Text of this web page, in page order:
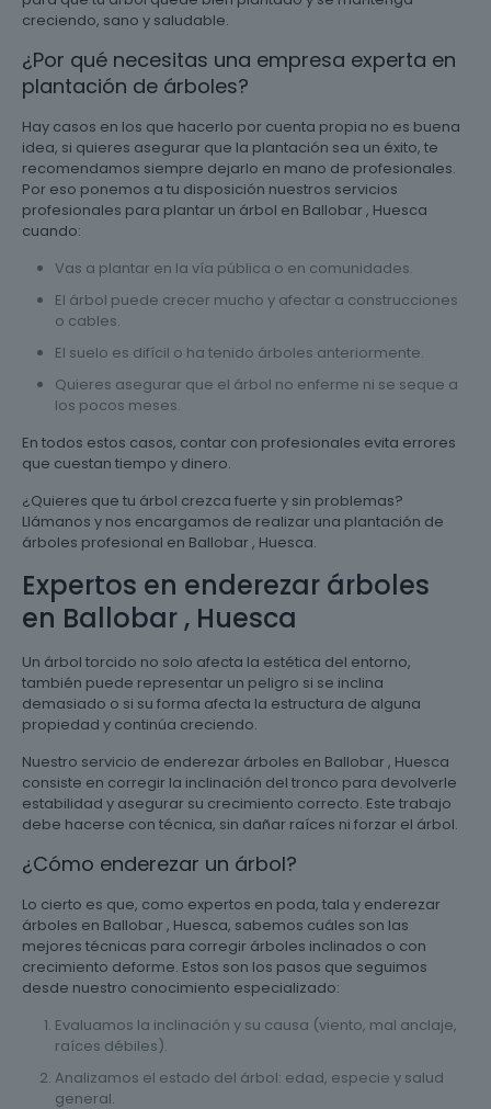
creciendo, sano y saludable.
¿Por qué necesitas una empresa experta en
plantación de árboles?
Hay casos en los que hacerlo por cuenta propia no es buena
idea, si quieres asegurar que la plantación sea un éxito, te
recomendamos siempre dejarlo en mano de profesionales.
Por eso ponemos a tu disposición nuestros servicios
profesionales para plantar un árbol en Ballobar , Huesca
cuando:
Vas a plantar en la vía pública o en comunidades.
El árbol puede crecer mucho y afectar a construcciones
o cables.
El suelo es difícil o ha tenido árboles anteriormente.
Quieres asegurar que el árbol no enferme ni se seque a
los pocos meses.
En todos estos casos, contar con profesionales evita errores
que cuestan tiempo y dinero.
¿Quieres que tu árbol crezca fuerte y sin problemas?
Llámanos y nos encargamos de realizar una plantación de
árboles profesional en Ballobar , Huesca.
Expertos en enderezar árboles
en Ballobar , Huesca
Un árbol torcido no solo afecta la estética del entorno,
también puede representar un peligro si se inclina
demasiado o si su forma afecta la estructura de alguna
propiedad y continúa creciendo.
Nuestro servicio de enderezar árboles en Ballobar , Huesca
consiste en corregir la inclinación del tronco para devolverle
estabilidad y asegurar su crecimiento correcto. Este trabajo
debe hacerse con técnica, sin dañar raíces ni forzar el árbol.
¿Cómo enderezar un árbol?
Lo cierto es que, como expertos en poda, tala y enderezar
árboles en Ballobar , Huesca, sabemos cuáles son las
mejores técnicas para corregir árboles inclinados o con
crecimiento deforme. Estos son los pasos que seguimos
desde nuestro conocimiento especializado:
Evaluamos la inclinación y su causa (viento, mal anclaje,
raíces débiles).
Analizamos el estado del árbol: edad, especie y salud
general.